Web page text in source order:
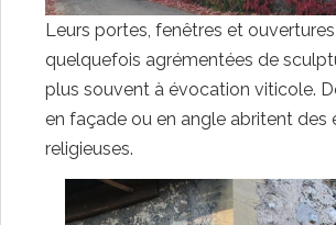
Leurs portes, fenêtres et
quelquefois agrémentées de
plus souvent à évocation viticole.
en façade ou en angle abritent des
religieuses.